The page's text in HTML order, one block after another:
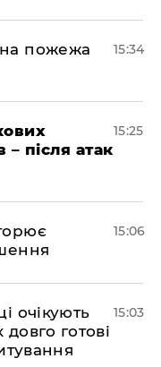
пожежа
15:34
– після атак
15:25
15:06
очікують
готові
15:03